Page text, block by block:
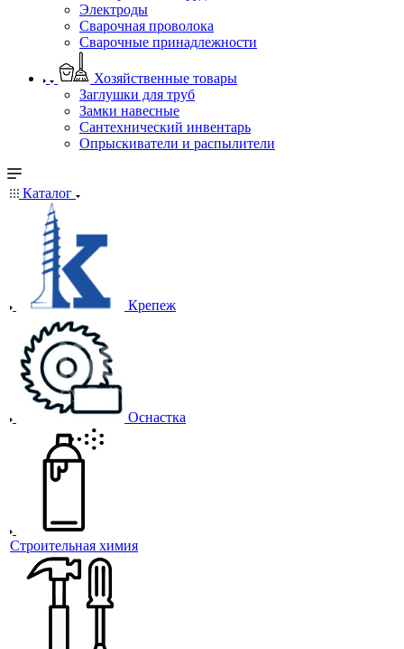
Электроды
Сварочная проволока
Сварочные принадлежности
Хозяйственные товары
Заглушки для труб
Замки навесные
Сантехнический инвентарь
Опрыскиватели и распылители
Каталог
Крепеж
Оснастка
Строительная химия